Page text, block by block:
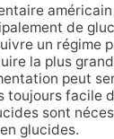
de
un régime
la plus
peut
toujours facile
sont
glucides.